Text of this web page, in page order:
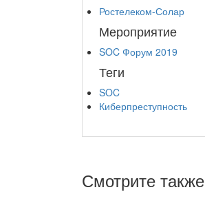
Ростелеком-Солар
Мероприятие
SOC Форум 2019
Теги
SOC
Киберпреступность
Смотрите также